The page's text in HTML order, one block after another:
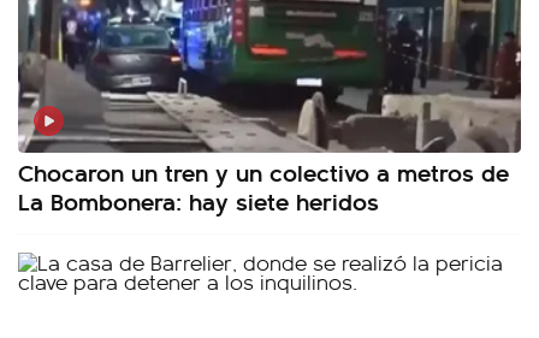
Chocaron un tren y un colectivo a metros de
La Bombonera: hay siete heridos